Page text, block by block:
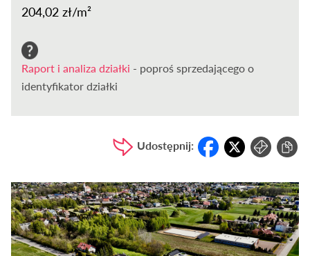
204,02 zł/m²
Raport i analiza działki - poproś sprzedającego o
identyfikator działki
Udostępnij: